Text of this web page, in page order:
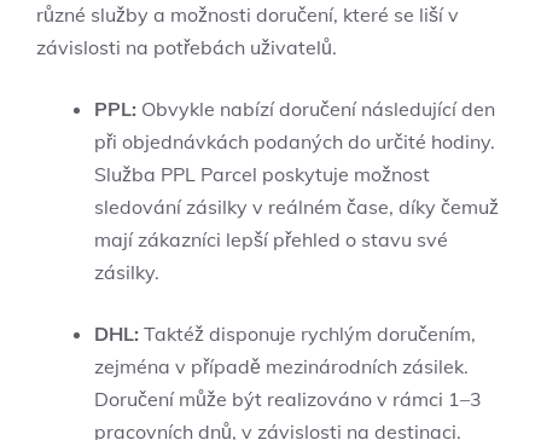
různé služby a možnosti doručení, které se liší v
závislosti na potřebách uživatelů.
PPL: Obvykle nabízí doručení následující den
při objednávkách podaných do určité hodiny.
Služba PPL Parcel poskytuje možnost
sledování zásilky v reálném čase, díky čemuž
mají zákazníci lepší přehled o stavu své
zásilky.
DHL: Taktéž disponuje rychlým doručením,
zejména v případě mezinárodních zásilek.
Doručení může být realizováno v rámci 1–3
pracovních dnů, v závislosti na destinaci.